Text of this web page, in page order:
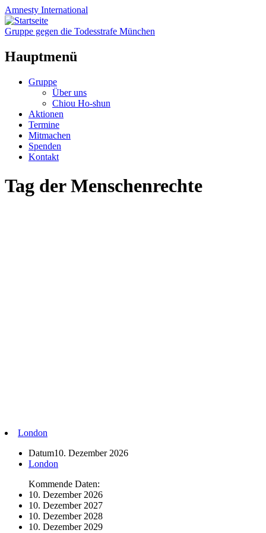
Amnesty International
Gruppe gegen die Todesstrafe München
Hauptmenü
Zum
Gruppe
Über uns
Chiou Ho-shun
Aktionen
Termine
Mitmachen
Spenden
Kontakt
Tag der Menschenrechte
London
Datum10. Dezember 2026
London
Kommende Daten:
10. Dezember 2026
10. Dezember 2027
10. Dezember 2028
10. Dezember 2029